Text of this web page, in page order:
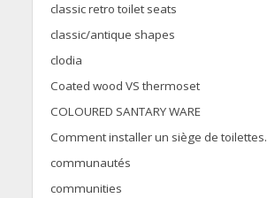
classic retro toilet seats
classic/antique shapes
clodia
Coated wood VS thermoset
COLOURED SANTARY WARE
Comment installer un siège de toilettes.
communautés
communities